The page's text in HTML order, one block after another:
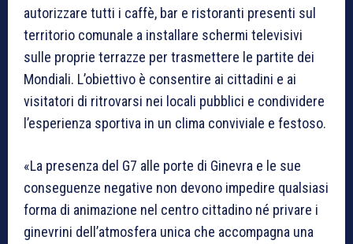
autorizzare tutti i caffè, bar e ristoranti presenti sul
territorio comunale a installare schermi televisivi
sulle proprie terrazze per trasmettere le partite dei
Mondiali. L’obiettivo è consentire ai cittadini e ai
visitatori di ritrovarsi nei locali pubblici e condividere
l’esperienza sportiva in un clima conviviale e festoso.
«La presenza del G7 alle porte di Ginevra e le sue
conseguenze negative non devono impedire qualsiasi
forma di animazione nel centro cittadino né privare i
ginevrini dell’atmosfera unica che accompagna una